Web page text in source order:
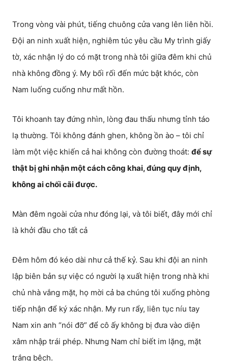
Trong vòng vài phút, tiếng chuông cửa vang lên liên hồi.
Đội an ninh xuất hiện, nghiêm túc yêu cầu My trình giấy
tờ, xác nhận lý do có mặt trong nhà tôi giữa đêm khi chủ
nhà không đồng ý. My bối rối đến mức bật khóc, còn
Nam luống cuống như mất hồn.
Tôi khoanh tay đứng nhìn, lòng đau thấu nhưng tỉnh táo
lạ thường. Tôi không đánh ghen, không ồn ào – tôi chỉ
làm một việc khiến cả hai không còn đường thoát: để sự
thật bị ghi nhận một cách công khai, đúng quy định,
không ai chối cãi được.
Màn đêm ngoài cửa như đóng lại, và tôi biết, đây mới chỉ
là khởi đầu cho tất cả
Đêm hôm đó kéo dài như cả thế kỷ. Sau khi đội an ninh
lập biên bản sự việc có người lạ xuất hiện trong nhà khi
chủ nhà vắng mặt, họ mời cả ba chúng tôi xuống phòng
tiếp nhận để ký xác nhận. My run rẩy, liên tục níu tay
Nam xin anh “nói đỡ” để cô ấy không bị đưa vào diện
xâm nhập trái phép. Nhưng Nam chỉ biết im lặng, mặt
trắng bệch.